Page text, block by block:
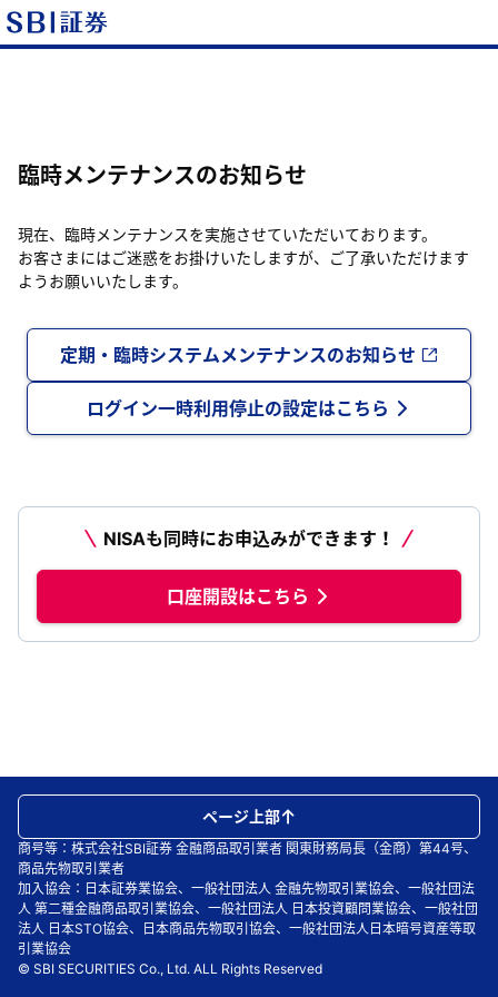
臨時メンテナンスのお知らせ
現在、臨時メンテナンスを実施させていただいております。
お客さまにはご迷惑をお掛けいたしますが、ご了承いただけます
ようお願いいたします。
定期・臨時システムメンテナンスのお知らせ
ログイン一時利用停止の設定はこちら
NISAも同時にお申込みができます！
口座開設はこちら
商号等：株式会社SBI証券 金融商品取引業者 関東財務局長（金商）第44号、
商品先物取引業者
加入協会：日本証券業協会、一般社団法人 金融先物取引業協会、一般社団法
人 第二種金融商品取引業協会、一般社団法人 日本投資顧問業協会、一般社団
法人 日本STO協会、日本商品先物取引協会、一般社団法人日本暗号資産等取
引業協会
© SBI SECURITIES Co., Ltd. ALL Rights Reserved
ページ上部